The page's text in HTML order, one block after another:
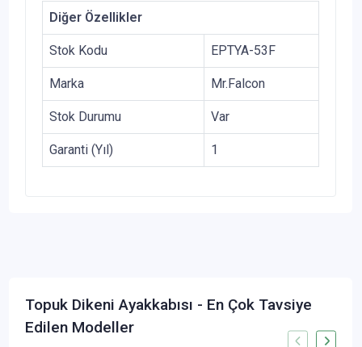
Diğer Özellikler
Stok Kodu EPTYA-53F
Marka Mr.Falcon
Stok Durumu Var
Garanti (Yıl) 1
Topuk Dikeni Ayakkabısı - En Çok Tavsiye
Edilen Modeller